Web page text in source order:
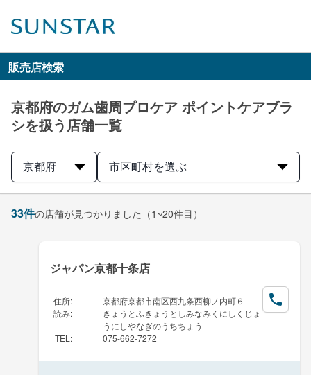
販売店検索
京都府のガム歯周プロケア ポイントケアブラ
シを扱う店舗一覧
京都府 市区町村を選ぶ
33件の店舗が見つかりました （1~20件目）
ジャパン京都十条店
住所:
京都府京都市南区西九条西柳ノ内町６
読み:
きょうとふきょうとしみなみくにしくじょ
うにしやなぎのうちちょう
TEL : 075-662-7272